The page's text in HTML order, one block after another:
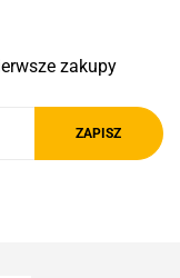
zakupy